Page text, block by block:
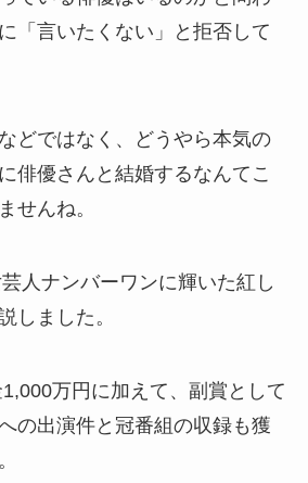
「言いたくない」と拒否して
どではなく、どうやら本気の
俳優さんと結婚するなんてこ
せんね。
人ナンバーワンに輝いた紅し
しました。
万円に加えて、副賞として
の出演件と冠番組の収録も獲